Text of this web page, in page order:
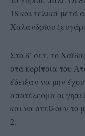
18 και τελικά μετά
Χαλανδρίου
Στο δ’ σετ, το
στα κορίτσια του
έδειξαν να μην
αποτέλεσμα οι
και να στείλουν το
2.